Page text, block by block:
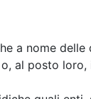
a nome
al posto